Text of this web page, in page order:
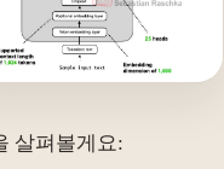
살펴볼게요: